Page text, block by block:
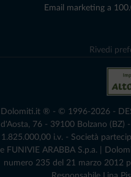
Email marketing a
Rivedi
Dolomiti.it ® - © 1996-2026 -
d'Aosta, 76 - 39100 Bolzano (BZ)
1.825.000,00 i.v. - Società
e FUNIVIE ARABBA S.p.a. |
numero 235 del 21 marzo 2012